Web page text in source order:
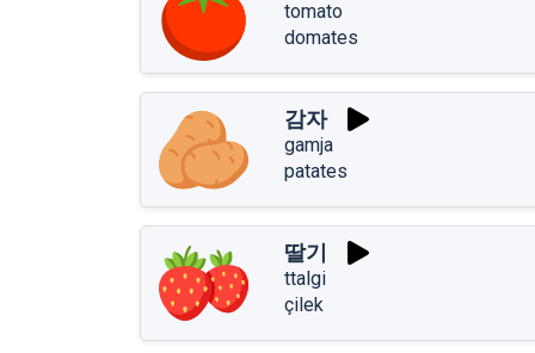
tomato
domates
감자
gamja
patates
딸기
ttalgi
çilek